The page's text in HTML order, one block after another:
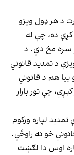
د هر ډول ویزو
کړې ده، چې له
سره مخ دي. د
د تمدید قانوني
خو بیا هم د قانوني
چې تور بازار
تړاو وویل: «زه ۶۵۰۰کلدارې تمدید لپاره ورکوم
قانوني خو نه راوځي.
اوس دا لګښت